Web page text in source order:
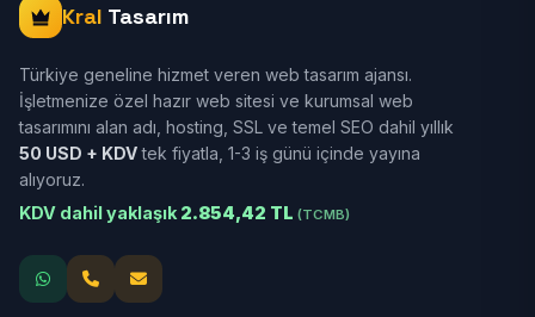
Kral Tasarım
Türkiye geneline hizmet veren web tasarım ajansı.
İşletmenize özel hazır web sitesi ve kurumsal web
tasarımını alan adı, hosting, SSL ve temel SEO dahil yıllık
50 USD + KDVtek fiyatla, 1-3 iş günü içinde yayına
alıyoruz.
KDV dahil yaklaşık 2.854,42 TL (TCMB)